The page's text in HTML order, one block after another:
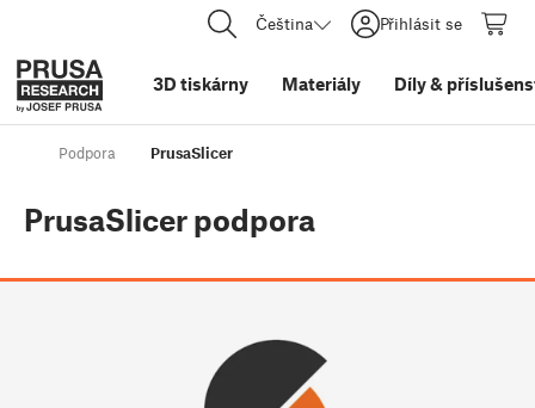
Čeština Přihlásit se
3D tiskárny Materiály Díly&
Podpora PrusaSlicer
PrusaSlicer podpora